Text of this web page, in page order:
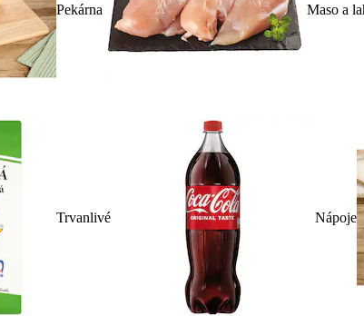
Pekárna Maso a
Trvanlivé Nápoje